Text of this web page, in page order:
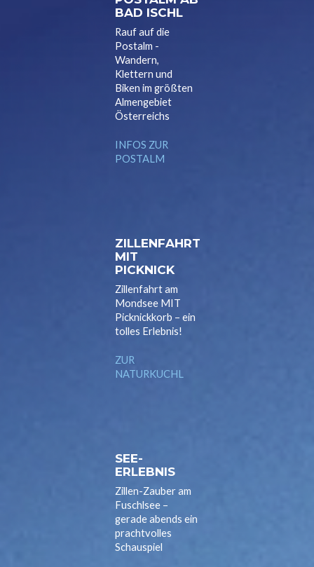
BAD ISCHL
Rauf auf die
Postalm -
Wandern,
Klettern und
Biken im größten
Almengebiet
Österreichs
INFOS ZUR
POSTALM
ZILLENFAHRT
MIT
PICKNICK
Zillenfahrt am
Mondsee MIT
Picknickkorb – ein
tolles Erlebnis!
ZUR
NATURKUCHL
SEE-
ERLEBNIS
Zillen-Zauber am
Fuschlsee –
gerade abends ein
prachtvolles
Schauspiel